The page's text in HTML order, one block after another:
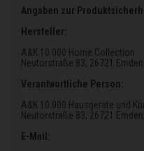
Angaben zur
Hersteller:
A&K 10.000 Home Collection
Neutorstraße 83, 26721 Emden
Verantwortliche Person:
A&K 10.000 Hausgeräte und
Neutorstraße 83, 26721 Emden
E-Mail: